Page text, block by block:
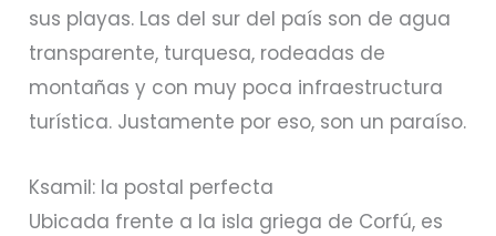
sus playas. Las del sur del país son de agua
transparente, turquesa, rodeadas de
montañas y con muy poca infraestructura
turística. Justamente por eso, son un paraíso.
Ksamil: la postal perfecta
Ubicada frente a la isla griega de Corfú, es